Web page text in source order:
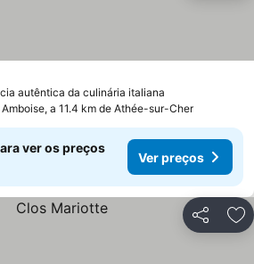
autêntica da culinária italiana
preços
Amboise, a 11.4 km de Athée-sur-Cher
ver os preços
Ver preços
Partilhar